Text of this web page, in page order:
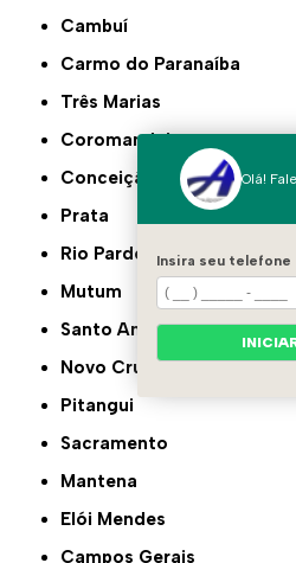
Cambuí
Carmo do Paranaíba
Três Marias
Coromandel
Conceição das Alagoas
Prata
Rio Pardo de Minas
Mutum
Santo Antônio do Monte
Novo Cruzeiro
Pitangui
Sacramento
Mantena
Elói Mendes
Campos Gerais
Olá!
Insira seu telefone